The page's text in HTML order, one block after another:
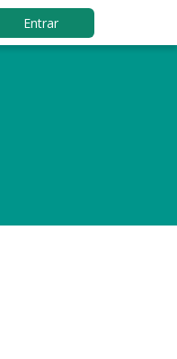
Entrar